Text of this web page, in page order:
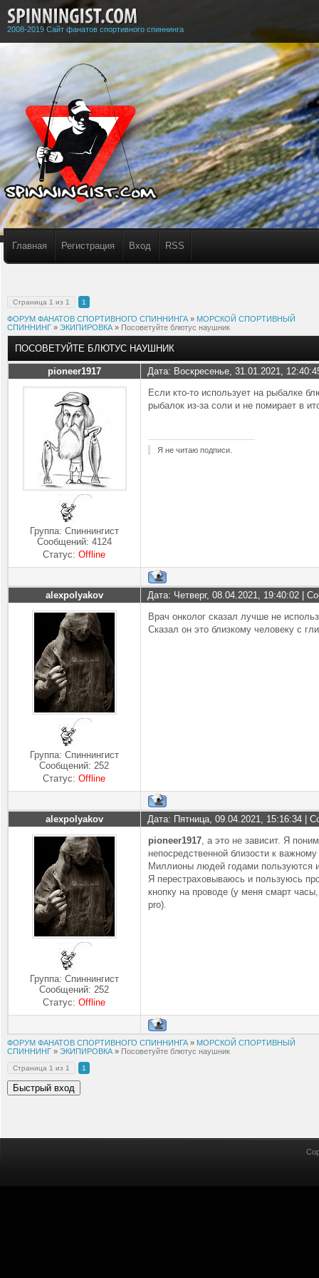
2008-2019 Сайт фанатов спортивного спиннинга
Главная Регистрация Вход RSS
Страница 1 из 1 1
ФОРУМ ФАНАТОВ СПОРТИВНОГО СПИННИНГА » МОРСКОЙ СПОРТИВНЫЙ
СПИННИНГ » ЭКИПИРОВКА » Посоветуйте блютус наушник
ПОСОВЕТУЙТЕ БЛЮТУС НАУШНИК
pioneer1917 Дата: Воскресенье, 31.01.2021,
Группа: Спиннингист
Сообщений: 4124
Статус:Offline
Если кто-то использует на рыбалке
рыбалок из-за соли и не помирает в
Я не читаю подписи.
alexpolyakov Дата: Четверг, 08.04.2021, 19:40:02 |
Группа: Спиннингист
Сообщений:252
Статус:Offline
Врач онколог сказал лучше не
Сказал он это близкому человеку с
alexpolyakov Дата: Пятница, 09.04.2021, 15:16:34 |
Группа: Спиннингист
Сообщений:252
Статус:Offline
pioneer1917, а это не зависит. Я
непосредственной близости к
Миллионы людей годами пользуются
Я перестраховываюсь и пользуюсь
кнопку на проводе (у меня смарт
pro).
ФОРУМ ФАНАТОВ СПОРТИВНОГО СПИННИНГА » МОРСКОЙ СПОРТИВНЫЙ
СПИННИНГ » ЭКИПИРОВКА » Посоветуйте блютус наушник
Страница 1 из 1 1